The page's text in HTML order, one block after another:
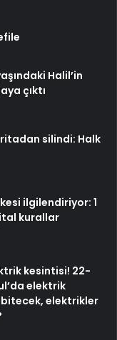
Halil’in
çıktı
silindi: Halk
ilgilendiriyor: 1
kurallar
kesintisi! 22-
elektrik
elektrikler